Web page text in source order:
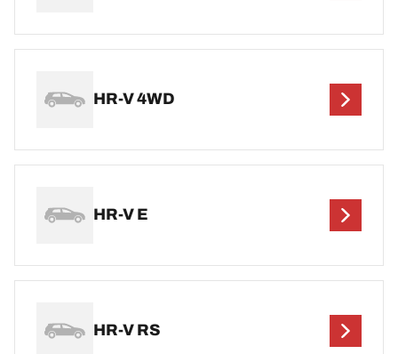
HR-V 4WD
HR-V E
HR-V RS